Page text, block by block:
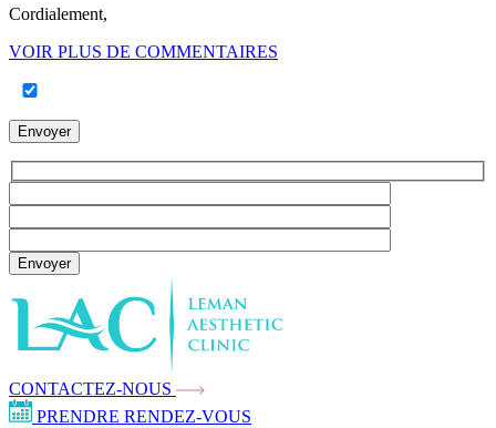
Cordialement,
VOIR PLUS DE COMMENTAIRES
Envoyer
Envoyer
CONTACTEZ-NOUS
PRENDRE RENDEZ-VOUS